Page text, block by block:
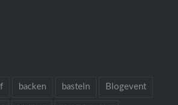
backen basteln Blogevent